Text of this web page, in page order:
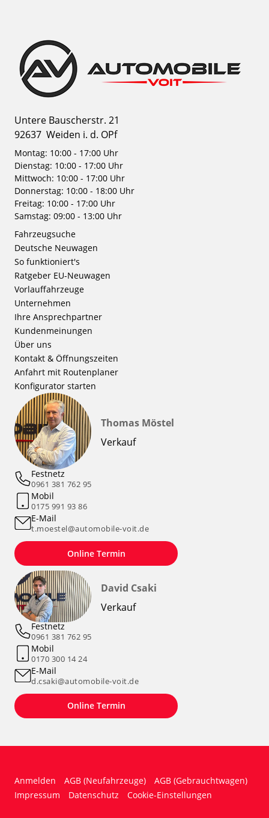
Untere Bauscherstr. 21
92637 Weiden i. d. OPf
Montag: 10:00 - 17:00 Uhr
Dienstag: 10:00 - 17:00 Uhr
Mittwoch: 10:00 - 17:00 Uhr
Donnerstag: 10:00 - 18:00 Uhr
Freitag: 10:00 - 17:00 Uhr
Samstag: 09:00 - 13:00 Uhr
Fahrzeugsuche
Deutsche Neuwagen
So funktioniert's
Ratgeber EU-Neuwagen
Vorlauffahrzeuge
Unternehmen
Ihre Ansprechpartner
Kundenmeinungen
Über uns
Kontakt & Öffnungszeiten
Anfahrt mit Routenplaner
Konfigurator starten
Thomas Möstel
Verkauf
Festnetz
0961 381 762 95
Mobil
0175 991 93 86
E-Mail
t.moestel@automobile-voit.de
Online Termin
David Csaki
Verkauf
Festnetz
0961 381 762 95
Mobil
0170 300 14 24
E-Mail
d.csaki@automobile-voit.de
Online Termin
Anmelden AGB (Neufahrzeuge)
AGB (Gebrauchtwagen)
Impressum
Datenschutz Cookie-Einstellungen